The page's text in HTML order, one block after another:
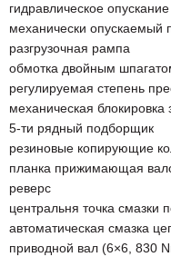
гидравлическое
механически опускаемый
разгрузочная рампа
обмотка двойным
регулируемая степень
механическая
5-ти рядный подборщик
резиновые копирующие
планка прижимающая
реверс
центральня точка смазки
автоматическая смазка
приводной вал (6×6, 830